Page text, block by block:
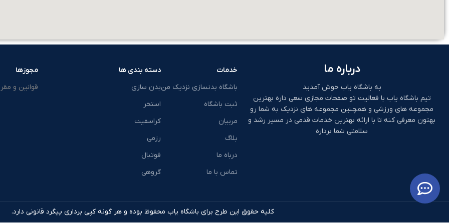
درباره ما
به باشگاه یاب خوش آمدید
تیم باشگاه یاب با فعالیت تو صفحات مجازی سعی داره بهترین
مجموعه های ورزشی و همچنین مجموعه های نزدیک به شما رو
بهتون معرفی کنه تا با ارائه بهترین خدمات قدمی در مسیر رشد و
سلامتی شما برداره
خدمات
باشگاه بدنسازی نزدیک من
ثبت باشگاه
مربیان
بلاگ
درباه ما
تماس با ما
دسته بندی ها
بدن سازی
استخر
کراسفیت
رزمی
فوتبال
گروهی
مجوزها
قوانین و
کلیه حقوق این طرح برای باشگاه یاب محفوظ بوده و هر گونه کپی برداری پیگرد قانونی دارد.